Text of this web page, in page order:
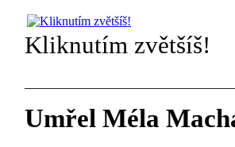
Kliknutím zvětšíš!
Umřel Méla